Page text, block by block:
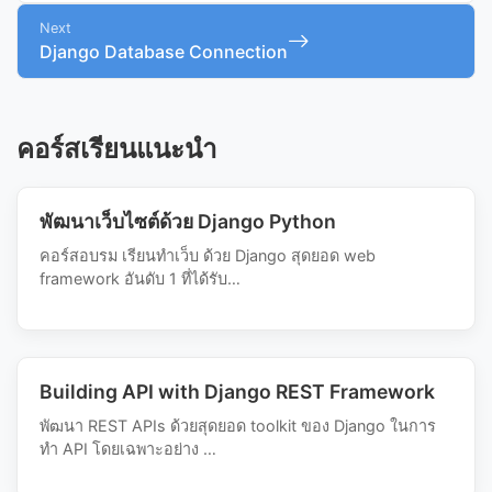
Next
Django Database Connection
คอร์สเรียนแนะนำ
พัฒนาเว็บไซต์ด้วย Django Python
คอร์สอบรม เรียนทำเว็บ ด้วย Django สุดยอด web
framework อันดับ 1 ที่ได้รับ…
Building API with Django REST Framework
พัฒนา REST APIs ด้วยสุดยอด toolkit ของ Django ในการ
ทำ API โดยเฉพาะอย่าง …